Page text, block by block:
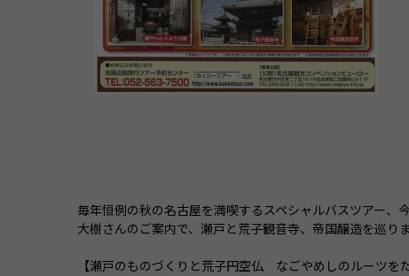
毎年恒例の秋の名古屋を満喫するスペシャルバスツアー
大樹さんのご案内で、瀬戸と荒子観音寺、帝国醸造を巡りま
【瀬戸のものづくりと荒子円空仏 なごやめしのルーツを